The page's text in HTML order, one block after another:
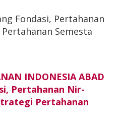
Fondasi, Pertahanan
Semesta
INDONESIA ABAD
Pertahanan Nir-
Pertahanan